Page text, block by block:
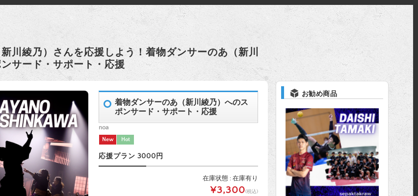
川綾乃）さんを応援しよう！着物ダンサーのあ（新川
サード・サポート・応援
着物ダンサーのあ（新川綾乃）へのス
ポンサード・サポート・応援
noa
New Hot
応援プラン 3000円
在庫状態 : 在庫有り
¥3,300(税込)
お勧め商品